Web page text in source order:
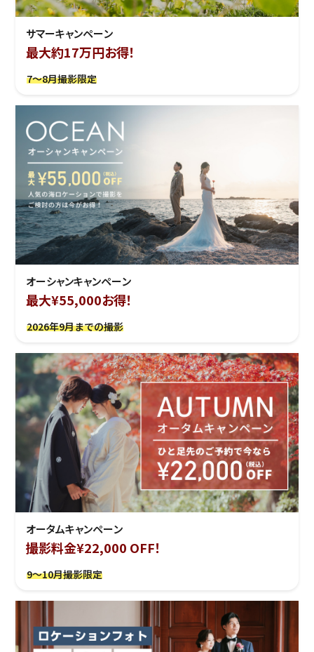
サマーキャンペーン
最大約17万円お得！
7～8月撮影限定
オーシャンキャンペーン
最大¥55,000お得！
2026年9月までの撮影
オータムキャンペーン
撮影料金¥22,000 OFF！
9～10月撮影限定